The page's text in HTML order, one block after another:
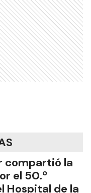
compartió la
el 50.º
Hospital de la